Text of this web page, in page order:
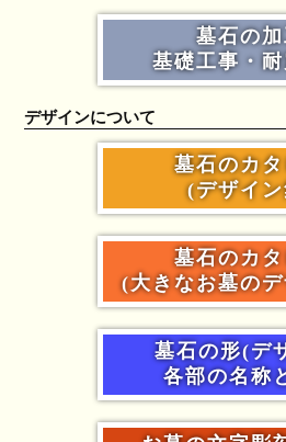
墓石の加
基礎工事・
デザインについて
墓石のカ
(デザイ
墓石のカ
(大きなお墓の
墓石の形(デ
各部の名称